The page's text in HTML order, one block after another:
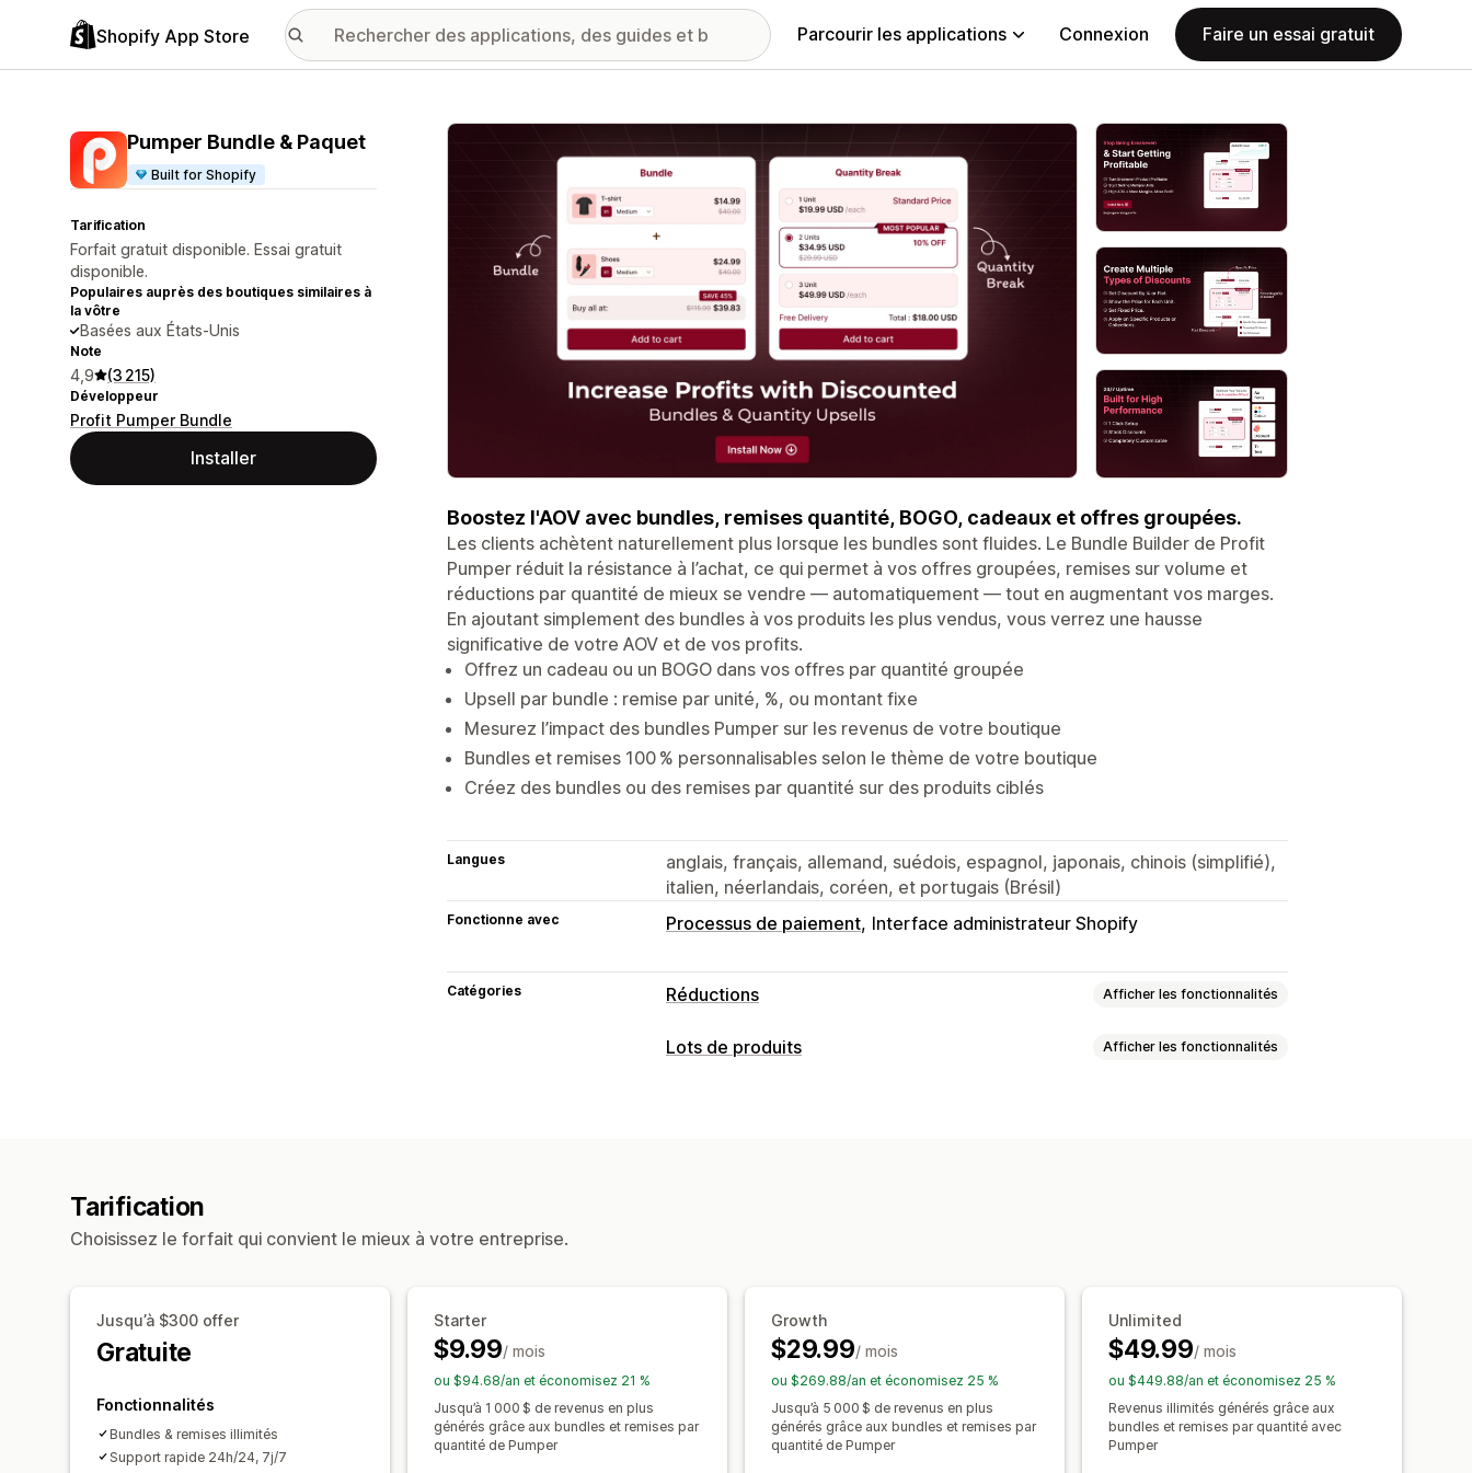
Shopify App Store Parcourir les applications Connexion Faire un essai gratuit
Pumper Bundle & Paquet
Built for Shopify
Tarification
Forfait gratuit disponible. Essai gratuit
disponible.
Populaires auprès des boutiques similaires à
la vôtre
Basées aux États-Unis
Note
4,9 (3 215)
Développeur
Profit Pumper Bundle
Installer
Galerie d’images vedette
Boostez l'AOV avec bundles, remises quantité, BOGO, cadeaux et offres groupées.
Les clients achètent naturellement plus lorsque les bundles sont fluides. Le Bundle Builder de Profit
Pumper réduit la résistance à l’achat, ce qui permet à vos offres groupées, remises sur volume et
réductions par quantité de mieux se vendre — automatiquement — tout en augmentant vos marges.
En ajoutant simplement des bundles à vos produits les plus vendus, vous verrez une hausse
significative de votre AOV et de vos profits.
Offrez un cadeau ou un BOGO dans vos offres par quantité groupée
Upsell par bundle : remise par unité, %, ou montant fixe
Mesurez l’impact des bundles Pumper sur les revenus de votre boutique
Bundles et remises 100 % personnalisables selon le thème de votre boutique
Créez des bundles ou des remises par quantité sur des produits ciblés
Langues
anglais, français, allemand, suédois, espagnol, japonais, chinois (simplifié),
italien, néerlandais, coréen, et portugais (Brésil)
Fonctionne avec Processus de paiement Interface administrateur Shopify
Catégories Réductions Afficher les fonctionnalités
Types de réductions
Lots de produits Afficher les fonctionnalités
Expédition gratuite
Tarification en gros
Tarification
Choisissez le forfait qui convient le mieux à votre entreprise.
Jusqu’à $300 offer
Gratuite
Fonctionnalités
Bundles & remises illimités
Support rapide 24h/24, 7j/7
Starter
$9.99/ mois
ou $94.68/an et économisez 21 %
Jusqu’à 1 000 $ de revenus en plus
générés grâce aux bundles et remises par
quantité de Pumper
Growth
$29.99/ mois
ou $269.88/an et économisez 25 %
Jusqu’à 5 000 $ de revenus en plus
générés grâce aux bundles et remises par
quantité de Pumper
Unlimited
$49.99/ mois
ou $449.88/an et économisez 25 %
Revenus illimités générés grâce aux
bundles et remises par quantité avec
Pumper